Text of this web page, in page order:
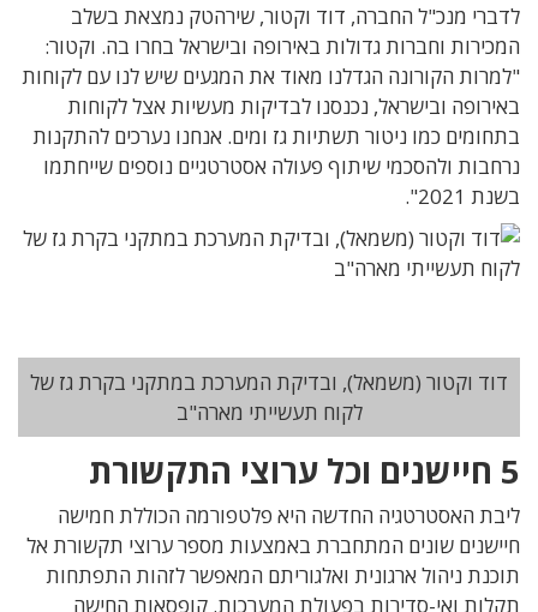
לדברי מנכ"ל החברה, דוד וקטור, שירהטק נמצאת בשלב
המכירות וחברות גדולות באירופה ובישראל בחרו בה. וקטור:
"למרות הקורונה הגדלנו מאוד את המגעים שיש לנו עם לקוחות
באירופה ובישראל, נכנסנו לבדיקות מעשיות אצל לקוחות
בתחומים כמו ניטור תשתיות גז ומים. אנחנו נערכים להתקנות
נרחבות ולהסכמי שיתוף פעולה אסטרטגיים נוספים שייחתמו
בשנת 2021".
דוד וקטור (משמאל), ובדיקת המערכת במתקני בקרת גז של
לקוח תעשייתי מארה"ב
5 חיישנים וכל ערוצי התקשורת
ליבת האסטרטגיה החדשה היא פלטפורמה הכוללת חמישה
חיישנים שונים המתחברת באמצעות מספר ערוצי תקשורת אל
תוכנת ניהול ארגונית ואלגוריתם המאפשר לזהות התפתחות
תקלות ואי-סדירות בפעולת המערכות. קופסאות החישה